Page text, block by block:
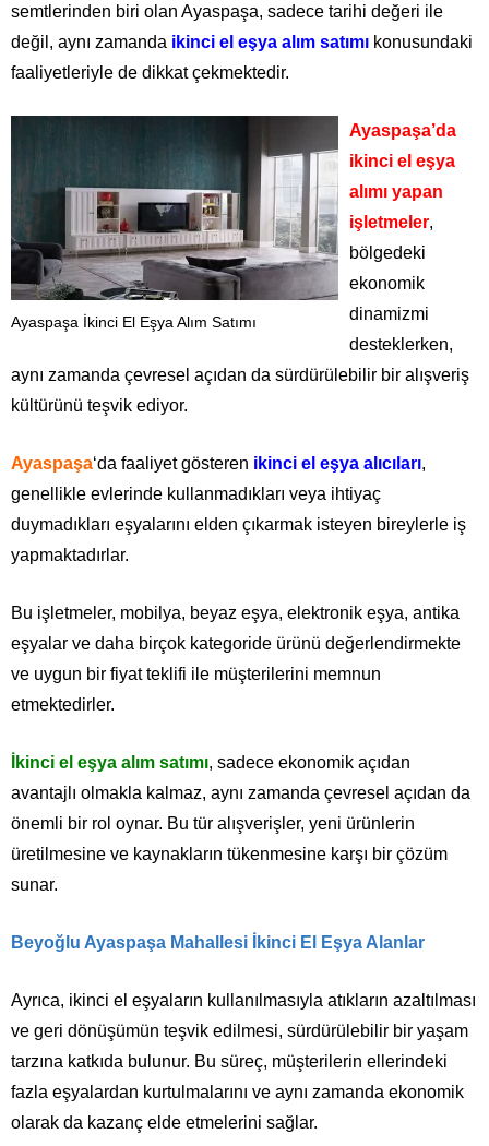
semtlerinden biri olan Ayaspaşa, sadece tarihi değeri ile
değil, aynı zamanda ikinci el eşya alım satımı konusundaki
faaliyetleriyle de dikkat çekmektedir.
Ayaspaşa İkinci El Eşya Alım Satımı
Ayaspaşa’da
ikinci el eşya
alımı yapan
işletmeler,
bölgedeki
ekonomik
dinamizmi
desteklerken,
aynı zamanda çevresel açıdan da sürdürülebilir bir alışveriş
kültürünü teşvik ediyor.
Ayaspaşa‘da faaliyet gösteren ikinci el eşya alıcıları,
genellikle evlerinde kullanmadıkları veya ihtiyaç
duymadıkları eşyalarını elden çıkarmak isteyen bireylerle iş
yapmaktadırlar.
Bu işletmeler, mobilya, beyaz eşya, elektronik eşya, antika
eşyalar ve daha birçok kategoride ürünü değerlendirmekte
ve uygun bir fiyat teklifi ile müşterilerini memnun
etmektedirler.
İkinci el eşya alım satımı, sadece ekonomik açıdan
avantajlı olmakla kalmaz, aynı zamanda çevresel açıdan da
önemli bir rol oynar. Bu tür alışverişler, yeni ürünlerin
üretilmesine ve kaynakların tükenmesine karşı bir çözüm
sunar.
Beyoğlu Ayaspaşa Mahallesi İkinci El Eşya Alanlar
Ayrıca, ikinci el eşyaların kullanılmasıyla atıkların azaltılması
ve geri dönüşümün teşvik edilmesi, sürdürülebilir bir yaşam
tarzına katkıda bulunur. Bu süreç, müşterilerin ellerindeki
fazla eşyalardan kurtulmalarını ve aynı zamanda ekonomik
olarak da kazanç elde etmelerini sağlar.